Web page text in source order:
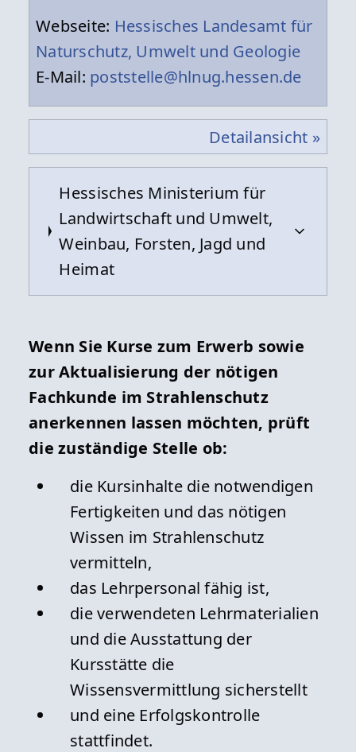
Webseite: Hessisches Landesamt für
Naturschutz, Umwelt und Geologie
E-Mail: poststelle@hlnug.hessen.de
Detailansicht »
Hessisches Ministerium für
Landwirtschaft und Umwelt,
Weinbau, Forsten, Jagd und
Heimat
Hessisches Ministerium für
Landwirtschaft und Umwelt,
Weinbau, Forsten, Jagd und
Heimat
Mainzer Straße 80
65189 Wiesbaden, Landeshauptstadt
Telefon: +49 611 815-0
Telefax: +49 611 815-1941
Webseite:Hessisches Ministerium
für Landwirtschaft und Umwelt,
Weinbau, Forsten, Jagd und Heimat
E-Mail:poststelle@umwelt.hessen.de
Detailansicht »
Wenn Sie Kurse zum Erwerb sowie
zur Aktualisierung der nötigen
Fachkunde im Strahlenschutz
anerkennen lassen möchten, prüft
die zuständige Stelle ob:
die Kursinhalte die notwendigen
Fertigkeiten und das nötigen
Wissen im Strahlenschutz
vermitteln,
das Lehrpersonal fähig ist,
die verwendeten Lehrmaterialien
und die Ausstattung der
Kursstätte die
Wissensvermittlung sicherstellt
und eine Erfolgskontrolle
stattfindet.